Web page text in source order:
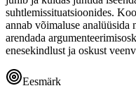
suhtlemissituatsioonides.
annab võimaluse analüüsida
arendada
enesekindlust ja oskust
Eesmärk